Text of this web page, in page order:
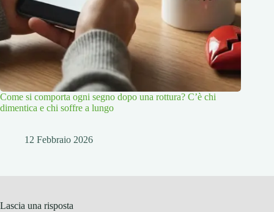
Come si comporta ogni segno dopo una rottura? C’è chi
dimentica e chi soffre a lungo
12 Febbraio 2026
Lascia una risposta